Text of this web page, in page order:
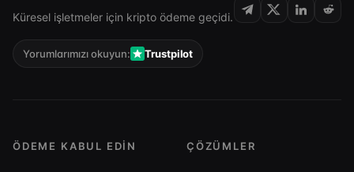
Küresel işletmeler için kripto ödeme geçidi.
Yorumlarımızı okuyun: Trustpilot
ÖDEME KABUL EDIN ÇÖZÜMLER